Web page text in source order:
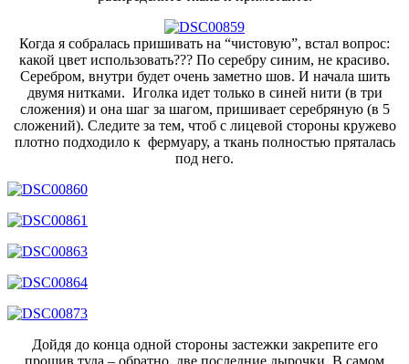
Когда я собралась пришивать на “чистовую”, встал вопрос:
какой цвет использовать??? По серебру синим, не красиво.
Серебром, внутри будет очень заметно шов. И начала шить
двумя нитками. Иголка идет только в синей нити (в три
сложения) и она шаг за шагом, пришивает серебряную (в 5
сложений). Следите за тем, чтоб с лицевой стороны кружево
плотно подходило к фермуару, а ткань полностью пряталась
под него.
Дойдя до конца одной стороны застежки закрепите его
прошив туда – обратно, две последние дырочки. В самом